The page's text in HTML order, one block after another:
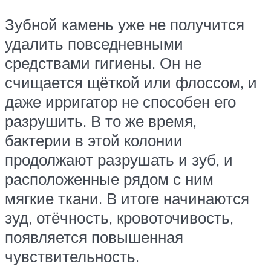
Зубной камень уже не получится
удалить повседневными
средствами гигиены. Он не
счищается щёткой или флоссом, и
даже ирригатор не способен его
разрушить. В то же время,
бактерии в этой колонии
продолжают разрушать и зуб, и
расположенные рядом с ним
мягкие ткани. В итоге начинаются
зуд, отёчность, кровоточивость,
появляется повышенная
чувствительность.